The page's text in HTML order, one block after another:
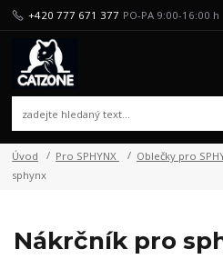
+420 777 671 377 PO-PA 9:00-16:00 h
Úvod Pro SPHYNX Oblečky pro
sphynx
Nákrčník pro